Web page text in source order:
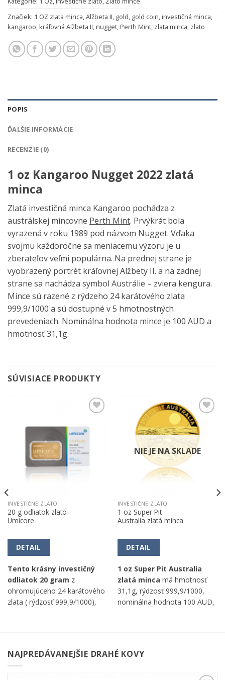
Značiek: 1 OZ zlata minca,Alžbeta II, gold, gold coin,investičná minca,
kangaroo,kráľovná Alžbeta II,nugget,Perth Mint, zlata minca, zlato
POPIS
ĎALŠIE INFORMÁCIE
RECENZIE (0)
1 oz Kangaroo Nugget 2022 zlatá
minca
Zlatá investičná minca Kangaroo pochádza z
austrálskej mincovne Perth Mint. Prvýkrát bola
vyrazená v roku 1989 pod názvom Nugget. Vďaka
svojmu každoročne sa meniacemu výzoru je u
zberateľov veľmi populárna. Na prednej strane je
vyobrazený portrét kráľovnej Alžbety II. a na zadnej
strane sa nachádza symbol Austrálie – zviera kengura.
Mince sú razené z rýdzeho 24 karátového zlata
999,9/1000 a sú dostupné v 5 hmotnostných
prevedeniach. Nominálna hodnota mince je 100 AUD a
hmotnosť 31,1g.
SÚVISIACE PRODUKTY
obľúbeným
INVESTIČNÉ ZLATO
20 g odliatok zlato
Umicore
DETAIL
Tento krásny investičný
odliatok 20 gram z
ohromujúceho 24 karátového
zlata ( rýdzosť 999,9/1000),
Pridať k
obľúbeným
NIE JE NA SKLADE
INVESTIČNÉ ZLATO
1 oz Super Pit
Australia zlatá minca
DETAIL
1 oz Super Pit Australia
zlatá minca má hmotnosť
31,1g, rýdzosť 999,9/1000,
nominálna hodnota 100 AUD,
NAJPREDÁVANEJŠIE DRAHÉ KOVY